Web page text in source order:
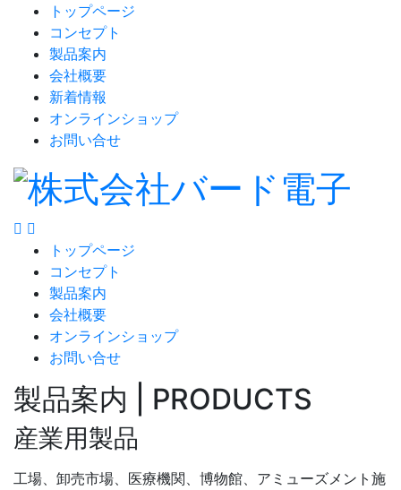
トップページ
コンセプト
製品案内
会社概要
新着情報
オンラインショップ
お問い合せ
トップページ
コンセプト
製品案内
会社概要
オンラインショップ
お問い合せ
製品案内 | PRODUCTS
産業用製品
工場、卸売市場、医療機関、博物館、アミューズメント施